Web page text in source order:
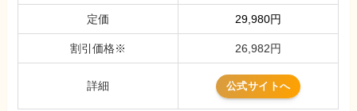
定価 29,980円
割引価格※ 26,982円
詳細 公式サイトへ